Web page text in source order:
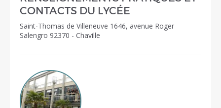
CONTACTS DU LYCÉE
Saint-Thomas de Villeneuve 1646, avenue Roger
Salengro 92370 - Chaville